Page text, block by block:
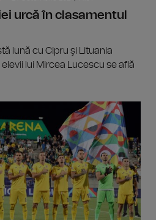
urcă în clasamentul
lună cu Cipru şi Lituania
lui Mircea Lucescu se află